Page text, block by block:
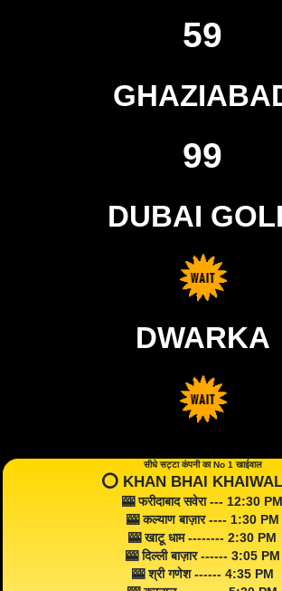
59
99
DUBAI
DWARKA
सीधे सट्टा कंपनी का No 1 खाईवाल
⭕️ KHAN BHAI
🎰 फरीदाबाद सवेरा --- 12:30 PM
🎰 कल्याण बाज़ार ---- 1:30 PM
🎰 खाटू धाम -------- 2:30 PM
🎰 दिल्ली बाज़ार ------ 3:05 PM
🎰 श्री गणेश ------ 4:35 PM